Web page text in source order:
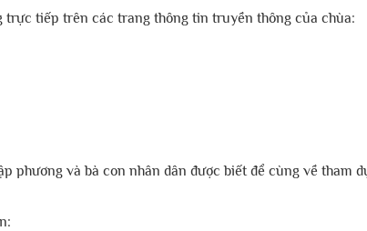
tiếp trên các trang thông tin truyền thông của chùa:
phương và bà con nhân dân được biết để cùng về tham